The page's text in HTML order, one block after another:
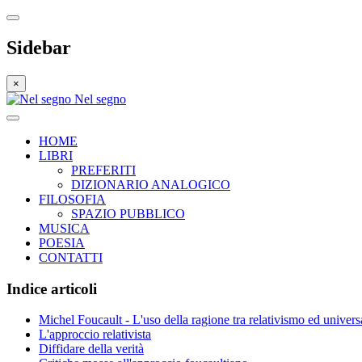
Sidebar
×
Nel segno
HOME
LIBRI
PREFERITI
DIZIONARIO ANALOGICO
FILOSOFIA
SPAZIO PUBBLICO
MUSICA
POESIA
CONTATTI
Indice articoli
Michel Foucault - L'uso della ragione tra relativismo ed
L'approccio relativista
Diffidare della verità